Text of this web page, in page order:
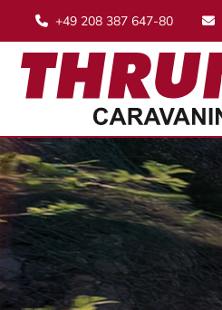
+49 208 387 647-80